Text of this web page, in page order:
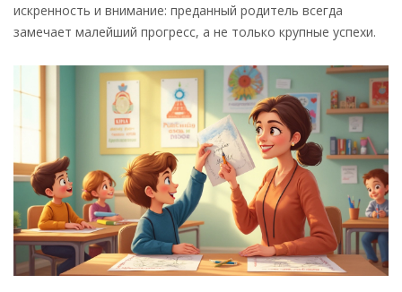
искренность и внимание: преданный родитель всегда
замечает малейший прогресс, а не только крупные успехи.